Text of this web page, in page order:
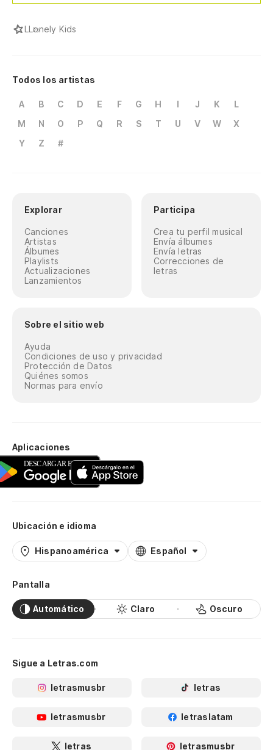
LLonely Kids
Todos los artistas
A B C D E F G H I J K
L
M
N O P Q R S T U V W
X
Y
Z #
Explorar
Canciones
Artistas
Álbumes
Playlists
Actualizaciones
Lanzamientos
Participa
Crea tu perfil musical
Envía álbumes
Envía letras
Correcciones de
letras
Sobre el sitio web
Ayuda
Condiciones de uso y privacidad
Protección de Datos
Quiénes somos
Normas para envío
Aplicaciones
Ubicación e idioma
Hispanoamérica Español
Pantalla
Automático Claro Oscuro
Sigue a Letras.com
letrasmusbr letras
letrasmusbr letraslatam
letras letrasmusbr